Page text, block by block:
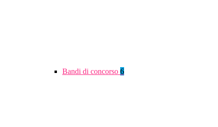
Bandi di concorso 6